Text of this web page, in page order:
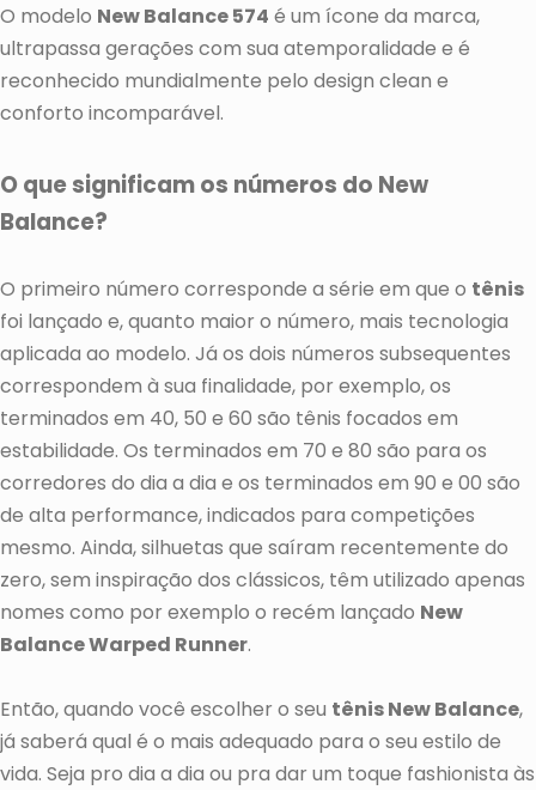
O modelo New Balance 574 é um ícone da marca,
ultrapassa gerações com sua atemporalidade e é
reconhecido mundialmente pelo design clean e
conforto incomparável.
O que significam os números do New
Balance?
O primeiro número corresponde a série em que o tênis
foi lançado e, quanto maior o número, mais tecnologia
aplicada ao modelo. Já os dois números subsequentes
correspondem à sua finalidade, por exemplo, os
terminados em 40, 50 e 60 são tênis focados em
estabilidade. Os terminados em 70 e 80 são para os
corredores do dia a dia e os terminados em 90 e 00 são
de alta performance, indicados para competições
mesmo. Ainda, silhuetas que saíram recentemente do
zero, sem inspiração dos clássicos, têm utilizado apenas
nomes como por exemplo o recém lançado New
Balance Warped Runner.
Então, quando você escolher o seu tênis New Balance,
já saberá qual é o mais adequado para o seu estilo de
vida. Seja pro dia a dia ou pra dar um toque fashionista às